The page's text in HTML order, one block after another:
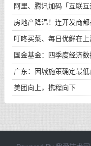
阿里、腾讯加码「互联
房地产降温！连开发商
叮咚买菜、每日优鲜在上
国金基金：四季度经济
广东：因城施策确定最
购房消费券…各地政策持
美团向上，携程向下